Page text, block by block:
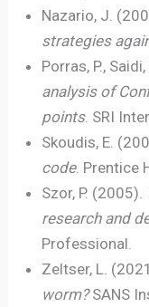
Nazario, J.
strategies
Porras, P.,
analysis of
points. SRI
Skoudis, E.
code. Prentice
Szor, P. (2005).
research and
Professional.
Zeltser, L.
worm?SANS